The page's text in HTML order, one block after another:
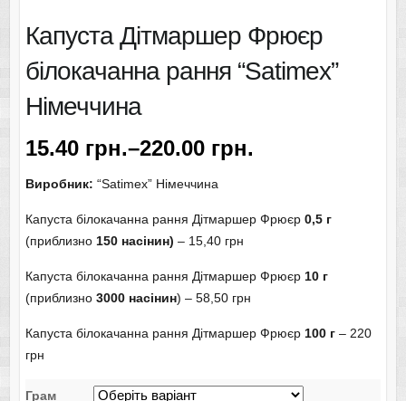
Капуста Дітмаршер Фрюєр
білокачанна рання “Satimex”
Німеччина
15.40 грн.–220.00 грн.
Виробник: “Satimex” Німеччина
Капуста білокачанна рання Дітмаршер Фрюєр 0,5 г
(приблизно 150 насінин) – 15,40 грн
Капуста білокачанна рання Дітмаршер Фрюєр 10 г
(приблизно 3000 насінин) – 58,50 грн
Капуста білокачанна рання Дітмаршер Фрюєр 100 г – 220
грн
Грам